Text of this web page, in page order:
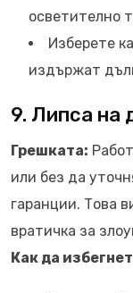
осветително
Изберете
издържат
9. Липса на
Грешката:
или без да
гаранции. Това
вратичка за
Как да